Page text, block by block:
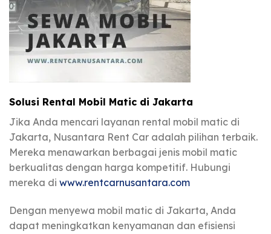
Solusi Rental Mobil Matic di Jakarta
Jika Anda mencari layanan rental mobil matic di
Jakarta, Nusantara Rent Car adalah pilihan terbaik.
Mereka menawarkan berbagai jenis mobil matic
berkualitas dengan harga kompetitif. Hubungi
mereka di www.rentcarnusantara.com
Dengan menyewa mobil matic di Jakarta, Anda
dapat meningkatkan kenyamanan dan efisiensi